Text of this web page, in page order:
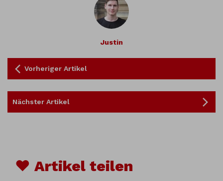
Justin
Vorheriger Artikel
Nächster Artikel
♥ Artikel teilen